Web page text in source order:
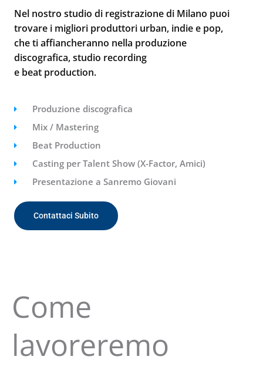
Nel nostro studio di registrazione di Milano puoi
trovare i migliori produttori urban, indie e pop,
che ti affiancheranno nella produzione
discografica, studio recording
e beat production.
Produzione discografica
Mix / Mastering
Beat Production
Casting per Talent Show (X-Factor, Amici)
Presentazione a Sanremo Giovani
Contattaci Subito
Come
lavoreremo